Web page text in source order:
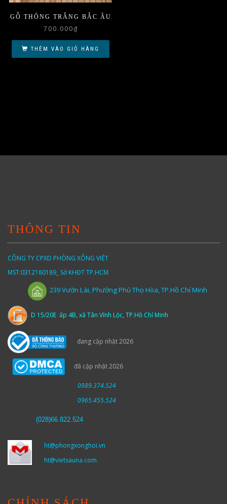
GỖ THÔNG TRẮNG BẮC ÂU
700.000₫
THÊM VÀO GIỎ HÀNG
THÔNG TIN
CÔNG TY CPXD PHÒNG XÔNG VIỆT
MST:0312180189_ Sở KHĐT TP.HCM
239Vườn Lài,Phường Phú Thọ Hòa, TP.Hồ Chí Minh
D 15/20E ấp 4B, xã Tân Vĩnh Lộc, TP.Hồ Chí Minh
đang cập nhật 2026
đã cập nhật 2026
0989.374.524
0965.455.524
(028)66.822.524
ht@phongxonghoi.vn
ht@vietsauna.com